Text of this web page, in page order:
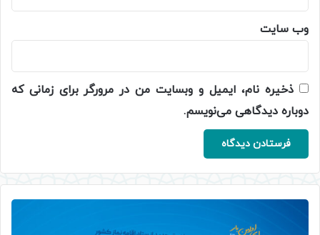
وب‌ سایت
ذخیره نام، ایمیل و وبسایت من در مرورگر برای زمانی که
دوباره دیدگاهی می‌نویسم.